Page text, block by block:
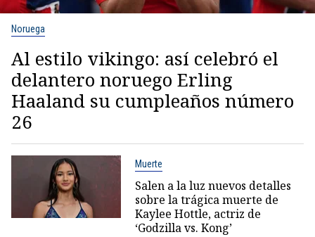
Noruega
Al estilo vikingo: así celebró el
delantero noruego Erling
Haaland su cumpleaños número
26
Muerte
Salen a la luz nuevos detalles
sobre la trágica muerte de
Kaylee Hottle, actriz de
‘Godzilla vs. Kong’